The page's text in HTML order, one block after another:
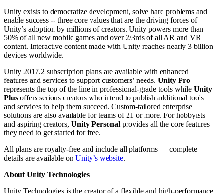
Unity exists to democratize development, solve hard problems and
enable success -- three core values that are the driving forces of
Unity’s adoption by millions of creators. Unity powers more than
50% of all new mobile games and over 2/3rds of all AR and VR
content. Interactive content made with Unity reaches nearly 3 billion
devices worldwide.
Unity 2017.2 subscription plans are available with enhanced
features and services to support customers’ needs. Unity Pro
represents the top of the line in professional-grade tools while Unity
Plus offers serious creators who intend to publish additional tools
and services to help them succeed. Custom-tailored enterprise
solutions are also available for teams of 21 or more. For hobbyists
and aspiring creators, Unity Personal provides all the core features
they need to get started for free.
All plans are royalty-free and include all platforms — complete
details are available on Unity’s website.
About Unity Technologies
Unity Technologies is the creator of a flexible and high-performance